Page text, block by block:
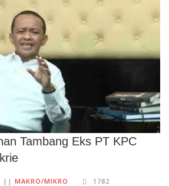
Tambang Eks PT KPC
|| MAKRO/MIKRO 1782